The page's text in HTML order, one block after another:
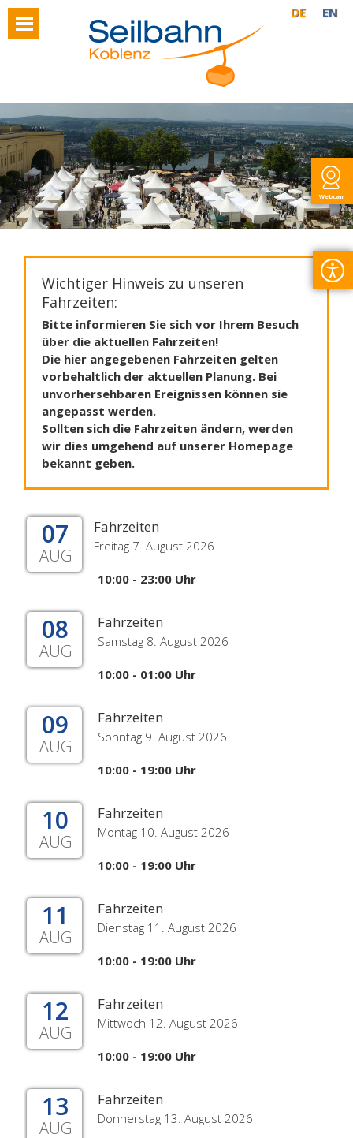
Webcam
DE EN
Wichtiger Hinweis zu unseren
Fahrzeiten:
Bitte informieren Sie sich vor Ihrem Besuch
über die aktuellen Fahrzeiten!
Die hier angegebenen Fahrzeiten gelten
vorbehaltlich der aktuellen Planung. Bei
unvorhersehbaren Ereignissen können sie
angepasst werden.
Sollten sich die Fahrzeiten ändern, werden
wir dies umgehend auf unserer Homepage
bekannt geben.
07
AUG
Fahrzeiten
Freitag 7. August 2026
10:00 - 23:00 Uhr
08
AUG
Fahrzeiten
Samstag 8. August 2026
10:00 - 01:00 Uhr
09
AUG
Fahrzeiten
Sonntag 9. August 2026
10:00 - 19:00 Uhr
10
AUG
Fahrzeiten
Montag 10. August 2026
10:00 - 19:00 Uhr
11
AUG
Fahrzeiten
Dienstag 11. August 2026
10:00 - 19:00 Uhr
12
AUG
Fahrzeiten
Mittwoch 12. August 2026
10:00 - 19:00 Uhr
13
AUG
Fahrzeiten
Donnerstag 13. August 2026